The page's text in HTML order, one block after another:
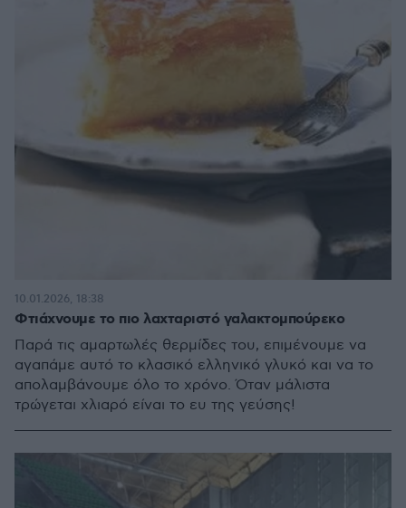
Φτιάχνουμε το πιο λαχταριστό γαλακτομπούρεκο
Παρά τις αμαρτωλές θερμίδες του, επιμένουμε να
αγαπάμε αυτό το κλασικό ελληνικό γλυκό και να το
απολαμβάνουμε όλο το χρόνο. Όταν μάλιστα
τρώγεται χλιαρό είναι το ευ της γεύσης!
10.01.2026, 18:38